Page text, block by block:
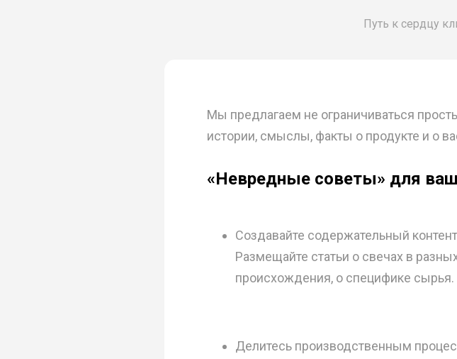
Путь к сердцу
Мы предлагаем не ограничиваться
истории, смыслы, факты о продукте и о
«Невредные советы» для
Создавайте содержательный
Размещайте статьи о свечах в
происхождения, о специфике сырья.
Делитесь производственным